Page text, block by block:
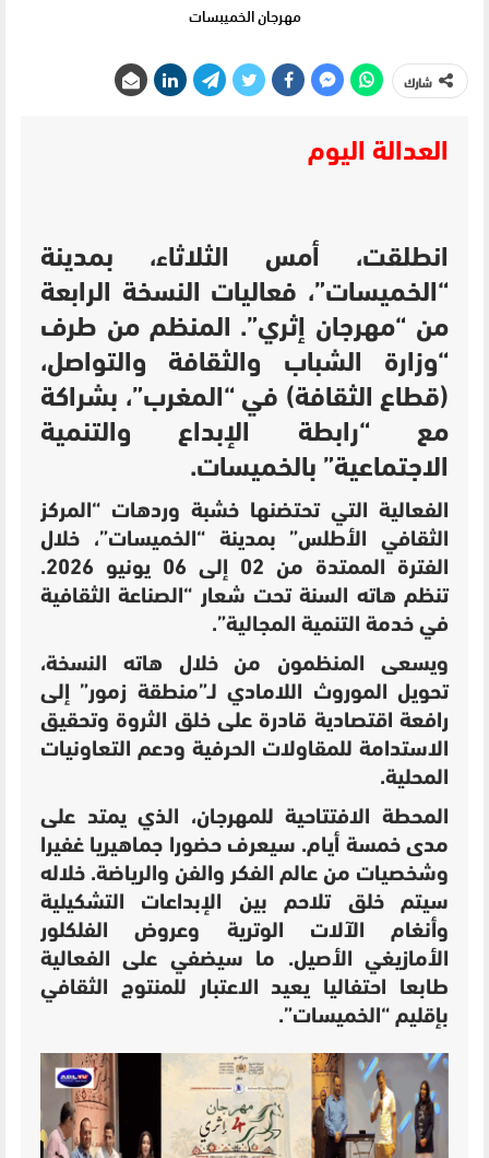
مهرجان الخميبسات
شارك
العدالة اليوم
انطلقت، أمس الثلاثاء، بمدينة
“الخميسات”، فعاليات النسخة الرابعة
من “مهرجان إثري”. المنظم من طرف
“وزارة الشباب والثقافة والتواصل،
(قطاع الثقافة) في “المغرب”، بشراكة
مع “رابطة الإبداع والتنمية
الاجتماعية” بالخميسات.
الفعالية التي تحتضنها خشبة وردهات “المركز
الثقافي الأطلس” بمدينة “الخميسات”، خلال
الفترة الممتدة من 02 إلى 06 يونيو 2026.
تنظم هاته السنة تحت شعار “الصناعة الثقافية
في خدمة التنمية المجالية”.
ويسعى المنظمون من خلال هاته النسخة،
تحويل الموروث اللامادي لـ”منطقة زمور” إلى
رافعة اقتصادية قادرة على خلق الثروة وتحقيق
الاستدامة للمقاولات الحرفية ودعم التعاونيات
المحلية.
المحطة الافتتاحية للمهرجان، الذي يمتد على
مدى خمسة أيام. سيعرف حضورا جماهيريا غفيرا
وشخصيات من عالم الفكر والفن والرياضة. خلاله
سيتم خلق تلاحم بين الإبداعات التشكيلية
وأنغام الآلات الوترية وعروض الفلكلور
الأمازيغي الأصيل. ما سيضفي على الفعالية
طابعا احتفاليا يعيد الاعتبار للمنتوج الثقافي
بإقليم “الخميسات”.